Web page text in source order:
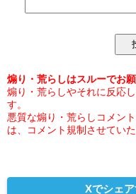
煽り・荒らしはスルーでお願
煽り・荒らしやそれに反応
す。
悪質な煽り・荒らしコメン
は、コメント規制させていた
Xでシェ